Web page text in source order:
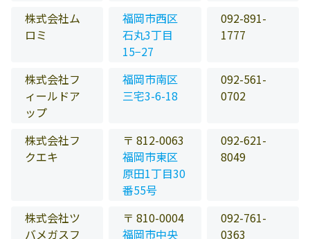
株式会社ム
ロミ
福岡市西区
石丸3丁目
15−27
092-891-
1777
株式会社フ
ィールドア
ップ
福岡市南区
三宅3-6-18
092-561-
0702
株式会社フ
クエキ
〒 812-0063
福岡市東区
原田1丁目30
番55号
092-621-
8049
株式会社ツ
バメガスフ
〒 810-0004
福岡市中央
092-761-
0363